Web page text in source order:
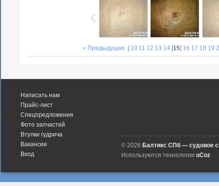
« Предыдущая 10 11 12 13 14 [15] 16 17 18 19
Написать нам
Прайс-лист
Спецпредложения
Фото запчастей
Втулки гудрича
Вакансии
Вход
© 2026 Балтикс СПб — судовое
Используются технологии uCoz